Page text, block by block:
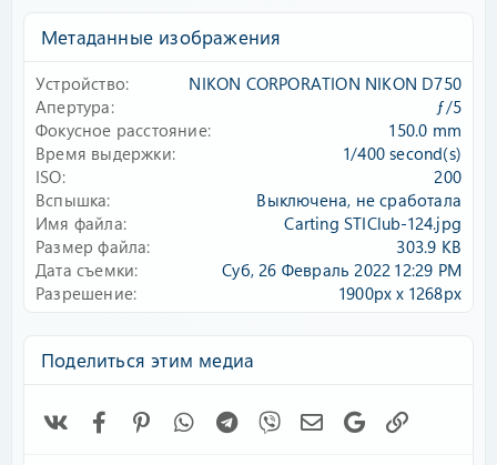
з
д
Метаданные изображения
Устройство
NIKON CORPORATION NIKON D750
Апертура
ƒ/5
Фокусное расстояние
150.0 mm
Время выдержки
1/400 second(s)
ISO
200
Вспышка
Выключена, не сработала
Имя файла
Carting STIClub-124.jpg
Размер файла
303.9 KB
Дата съемки
Суб, 26 Февраль 2022 12:29 PM
Разрешение
1900px x 1268px
Поделиться этим медиа
FacebookPinterestWhatsAppTelegram
Viber Электронная почта
Google